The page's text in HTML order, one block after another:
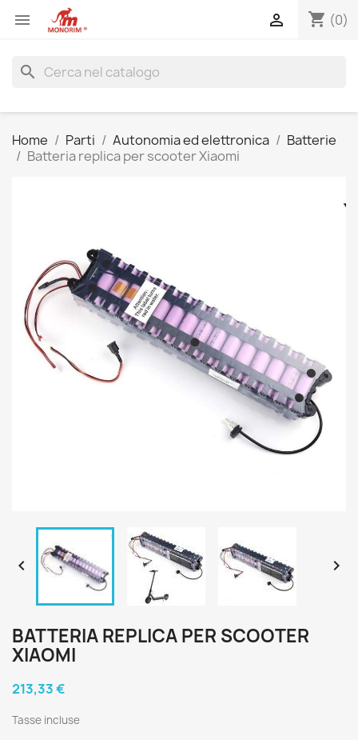
 shopping_cart (0)

search
Home Parti Autonomia ed elettronica
Batterie
Batteria replica per scooter Xiaomi
 
BATTERIA REPLICA PER SCOOTER
XIAOMI
213,33 €
Tasse incluse